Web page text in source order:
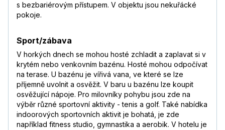
s bezbariérovým přístupem. V objektu jsou nekuřácké
pokoje.
Sport/zábava
V horkých dnech se mohou hosté zchladit a zaplavat si v
krytém nebo venkovním bazénu. Hosté mohou odpočívat
na terase. U bazénu je vířivá vana, ve které se lze
příjemně uvolnit a osvěžit. V baru u bazénu lze koupit
osvěžující nápoje. Pro milovníky pohybu jsou zde na
výběr různé sportovní aktivity - tenis a golf. Také nabídka
indoorových sportovních aktivit je bohatá, je zde
například fitness studio, gymnastika a aerobik. V hotelu je